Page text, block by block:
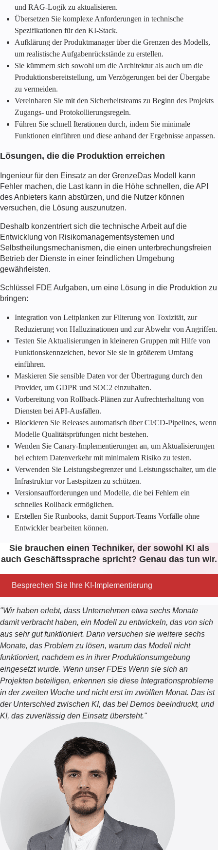
und RAG-Logik zu aktualisieren.
Übersetzen Sie komplexe Anforderungen in technische
Spezifikationen für den KI-Stack.
Aufklärung der Produktmanager über die Grenzen des Modells,
um realistische Aufgabenrückstände zu erstellen.
Sie kümmern sich sowohl um die Architektur als auch um die
Produktionsbereitstellung, um Verzögerungen bei der Übergabe
zu vermeiden.
Vereinbaren Sie mit den Sicherheitsteams zu Beginn des Projekts
Zugangs- und Protokollierungsregeln.
Führen Sie schnell Iterationen durch, indem Sie minimale
Funktionen einführen und diese anhand der Ergebnisse anpassen.
Lösungen, die die Produktion erreichen
Ingenieur für den Einsatz an der GrenzeDas Modell kann
Fehler machen, die Last kann in die Höhe schnellen, die API
des Anbieters kann abstürzen, und die Nutzer können
versuchen, die Lösung auszunutzen.
Deshalb konzentriert sich die technische Arbeit auf die
Entwicklung von Risikomanagementsystemen und
Selbstheilungsmechanismen, die einen unterbrechungsfreien
Betrieb der Dienste in einer feindlichen Umgebung
gewährleisten.
Schlüssel FDE Aufgaben, um eine Lösung in die Produktion zu
bringen:
Integration von Leitplanken zur Filterung von Toxizität, zur
Reduzierung von Halluzinationen und zur Abwehr von Angriffen.
Testen Sie Aktualisierungen in kleineren Gruppen mit Hilfe von
Funktionskennzeichen, bevor Sie sie in größerem Umfang
einführen.
Maskieren Sie sensible Daten vor der Übertragung durch den
Provider, um GDPR und SOC2 einzuhalten.
Vorbereitung von Rollback-Plänen zur Aufrechterhaltung von
Diensten bei API-Ausfällen.
Blockieren Sie Releases automatisch über CI/CD-Pipelines, wenn
Modelle Qualitätsprüfungen nicht bestehen.
Wenden Sie Canary-Implementierungen an, um Aktualisierungen
bei echtem Datenverkehr mit minimalem Risiko zu testen.
Verwenden Sie Leistungsbegrenzer und Leistungsschalter, um die
Infrastruktur vor Lastspitzen zu schützen.
Versionsaufforderungen und Modelle, die bei Fehlern ein
schnelles Rollback ermöglichen.
Erstellen Sie Runbooks, damit Support-Teams Vorfälle ohne
Entwickler bearbeiten können.
Sie brauchen einen Techniker, der sowohl KI als
auch Geschäftssprache spricht? Genau das tun wir.
Besprechen Sie Ihre KI-Implementierung
"Wir haben erlebt, dass Unternehmen etwa sechs Monate
damit verbracht haben, ein Modell zu entwickeln, das von sich
aus sehr gut funktioniert. Dann versuchen sie weitere sechs
Monate, das Problem zu lösen, warum das Modell nicht
funktioniert, nachdem es in ihrer Produktionsumgebung
eingesetzt wurde. Wenn unserFDEs Wenn sie sich an
Projekten beteiligen, erkennen sie diese Integrationsprobleme
in der zweiten Woche und nicht erst im zwölften Monat. Das ist
der Unterschied zwischen KI, das bei Demos beeindruckt, und
KI, das zuverlässig den Einsatz übersteht."